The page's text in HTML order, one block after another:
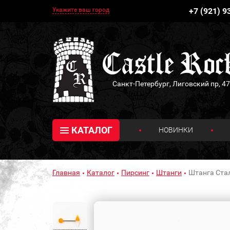
Укажите ваш город +7 (921)
Санкт-Петербург, Лиговский пр, 47
КАТАЛОГ НОВИНКИ
Главная Каталог Пирсинг Штанги Штанга